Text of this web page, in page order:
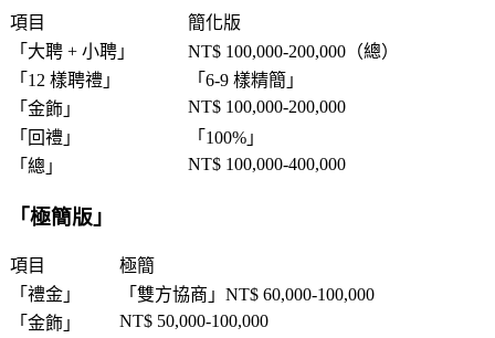
項目
簡化版
「 大聘 + 小聘 」
NT$ 100,000-200,000（總）
「 12 樣聘禮 」 「 6-9 樣精簡 」
「 金飾 」
NT$ 100,000-200,000
「 回禮 」 「 100% 」
「 總 」 NT$ 100,000-400,000
「極簡版 」
項目
極簡
「 禮金 」 「 雙方協商 」NT$ 60,000-100,000
「 金飾 」
NT$ 50,000-100,000